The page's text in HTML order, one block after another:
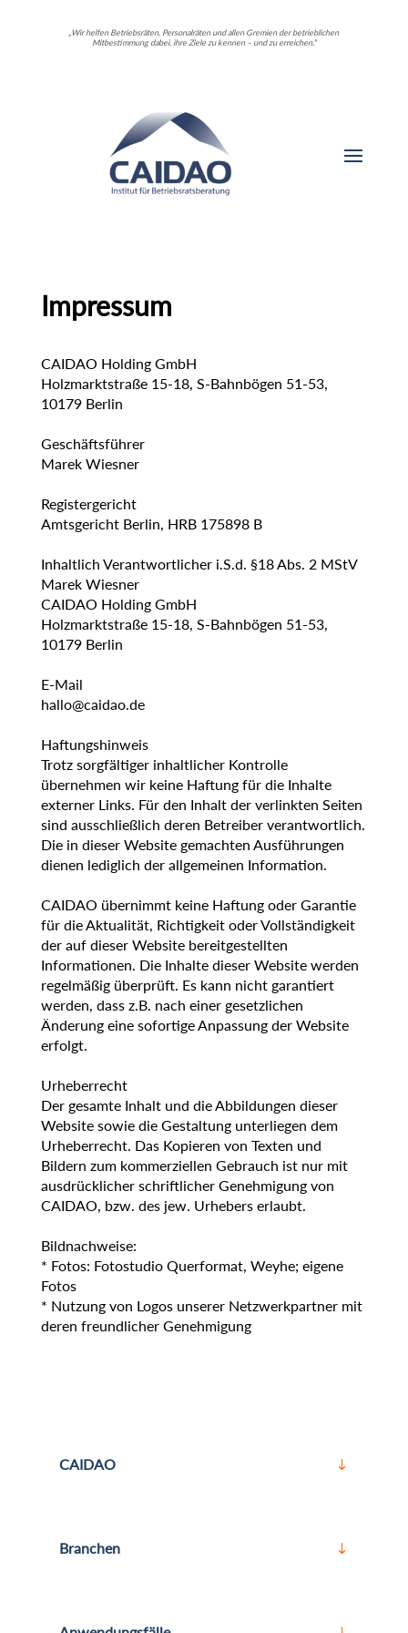
„Wir helfen Betriebsräten, Personalräten und allen Gremien der betrieblichen
Mitbestimmung dabei, ihre Ziele zu kennen – und zu erreichen.“
Impressum
CAIDAO Holding GmbH
Holzmarktstraße 15-18, S-Bahnbögen 51-53,
10179 Berlin
Geschäftsführer
Marek Wiesner
Registergericht
Amtsgericht Berlin, HRB 175898 B
Inhaltlich Verantwortlicher i.S.d. §18 Abs. 2 MStV
Marek Wiesner
CAIDAO Holding GmbH
Holzmarktstraße 15-18, S-Bahnbögen 51-53,
10179 Berlin
E-Mail
hallo@caidao.de
Haftungshinweis
Trotz sorgfältiger inhaltlicher Kontrolle
übernehmen wir keine Haftung für die Inhalte
externer Links. Für den Inhalt der verlinkten Seiten
sind ausschließlich deren Betreiber verantwortlich.
Die in dieser Website gemachten Ausführungen
dienen lediglich der allgemeinen Information.
CAIDAO übernimmt keine Haftung oder Garantie
für die Aktualität, Richtigkeit oder Vollständigkeit
der auf dieser Website bereitgestellten
Informationen. Die Inhalte dieser Website werden
regelmäßig überprüft. Es kann nicht garantiert
werden, dass z.B. nach einer gesetzlichen
Änderung eine sofortige Anpassung der Website
erfolgt.
Urheberrecht
Der gesamte Inhalt und die Abbildungen dieser
Website sowie die Gestaltung unterliegen dem
Urheberrecht. Das Kopieren von Texten und
Bildern zum kommerziellen Gebrauch ist nur mit
ausdrücklicher schriftlicher Genehmigung von
CAIDAO, bzw. des jew. Urhebers erlaubt.
Bildnachweise:
* Fotos: Fotostudio Querformat, Weyhe; eigene
Fotos
* Nutzung von Logos unserer Netzwerkpartner mit
deren freundlicher Genehmigung
CAIDAO
Branchen